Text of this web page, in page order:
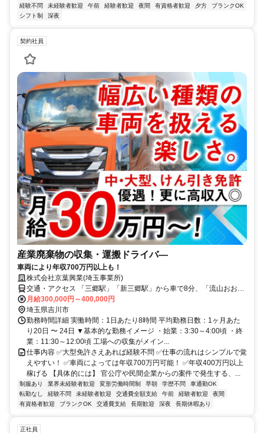
経験不問
未経験者歓迎 午前 経験者歓迎 夜間 有資格者歓迎 夕方
ブランクOK
シフト制
深夜
契約社員
産業廃棄物の収集・運搬ドライバ―
車両により年収700万円以上も！
株式会社京葉興業(埼玉事業所)
交通・アクセス 「三郷駅」「新三郷駅」から車で8分、「流山おおた
かの森駅」から車で12分
月給300,000円～400,000円
埼玉県吉川市
勤務時間詳細 実働時間：1日あたり8時間 平均勤務日数：1ヶ月あた
り20日 〜 24日 ▼基本的な勤務イメージ ・始業：3:30～4:00頃 ・終
業：11:30～12:00頃 工場への収集がメイン...
仕事内容 ✅大型免許さえあれば経験不問 ✅仕事の流れはシンプルで覚
えやすい！ ✅車両によっては年収700万円可能！ ✅年収400万円以上
稼げる 【具体的には】 官公庁や民間企業からの案件で発生する、...
制服あり 業界未経験者歓迎 変形労働時間制 早朝 学歴不問
車通勤OK
転勤なし
経験不問 未経験者歓迎 交通費全額支給 午前 経験者歓迎
夜間
有資格者歓迎
ブランクOK 交通費支給 長期歓迎 深夜 長期休暇あり
正社員